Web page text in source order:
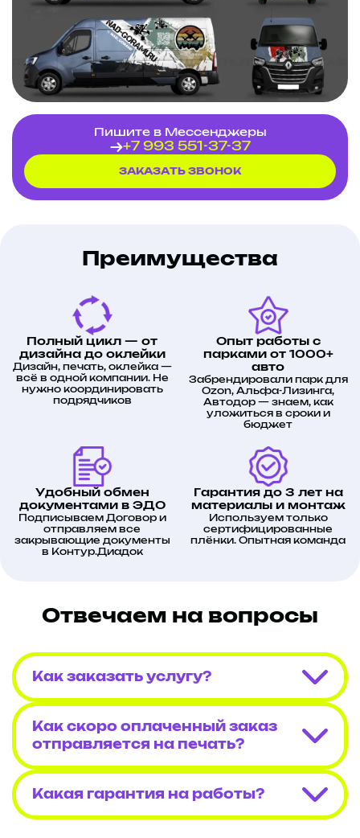
ЗАКАЗАТЬ ЗВОНОК
Пишите в Мессенджеры
+7 993 551-37-37
Преимущества
Полный цикл — от
дизайна до оклейки
Дизайн, печать, оклейка —
всё в одной компании. Не
нужно координировать
подрядчиков
Опыт работы с
парками от 1000+
авто
Забрендировали парк для
Ozon, Альфа-Лизинга,
Автодор — знаем, как
уложиться в сроки и
бюджет
Удобный обмен
документами в ЭДО
Подписываем Договор и
отправляем все
закрывающие документы
в Контур.Диадок
Гарантия до 3 лет на
материалы и монтаж
Используем только
сертифицированные
плёнки. Опытная команда
Отвечаем на вопросы
Как заказать услугу?
Как скоро оплаченный заказ
отправляется на печать?
Какая гарантия на работы?